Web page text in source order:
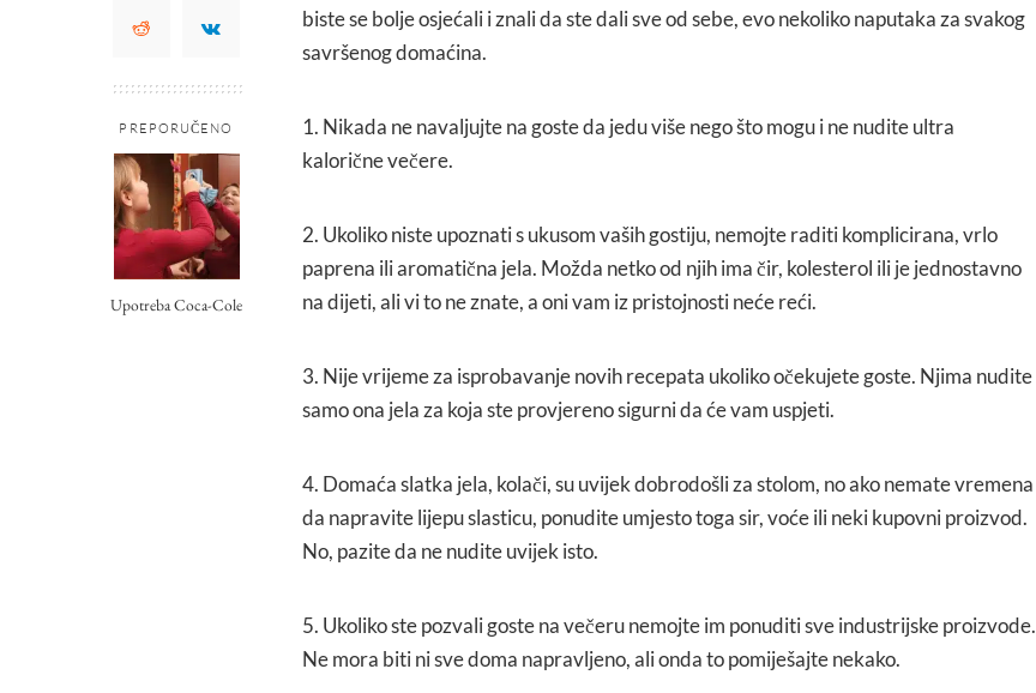
PREPORUČENO
Upotreba Coca-Cole
biste se bolje osjećali i znali da ste dali sve od sebe, evo nekoliko naputaka za svakog
savršenog domaćina.
1. Nikada ne navaljujte na goste da jedu više nego što mogu i ne nudite ultra
kalorične večere.
2. Ukoliko niste upoznati s ukusom vaših gostiju, nemojte raditi komplicirana, vrlo
paprena ili aromatična jela. Možda netko od njih ima čir, kolesterol ili je jednostavno
na dijeti, ali vi to ne znate, a oni vam iz pristojnosti neće reći.
3. Nije vrijeme za isprobavanje novih recepata ukoliko očekujete goste. Njima nudite
samo ona jela za koja ste provjereno sigurni da će vam uspjeti.
4. Domaća slatka jela, kolači, su uvijek dobrodošli za stolom, no ako nemate vremena
da napravite lijepu slasticu, ponudite umjesto toga sir, voće ili neki kupovni proizvod.
No, pazite da ne nudite uvijek isto.
5. Ukoliko ste pozvali goste na večeru nemojte im ponuditi sve industrijske proizvode.
Ne mora biti ni sve doma napravljeno, ali onda to pomiješajte nekako.